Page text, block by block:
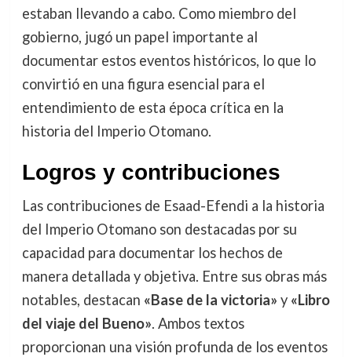
estaban llevando a cabo. Como miembro del
gobierno, jugó un papel importante al
documentar estos eventos históricos, lo que lo
convirtió en una figura esencial para el
entendimiento de esta época crítica en la
historia del Imperio Otomano.
Logros y contribuciones
Las contribuciones de Esaad-Efendi a la historia
del Imperio Otomano son destacadas por su
capacidad para documentar los hechos de
manera detallada y objetiva. Entre sus obras más
notables, destacan «Base de la victoria» y «Libro
del viaje del Bueno». Ambos textos
proporcionan una visión profunda de los eventos